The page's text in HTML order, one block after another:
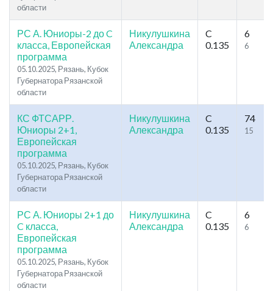
области
РС А. Юниоры-2 до C
класса, Европейская
программа
05.10.2025, Рязань, Кубок
Губернатора Рязанской
области
Никулушкина
Александра
C
0.135
6
6
КС ФТСАРР.
Юниоры 2+1,
Европейская
программа
05.10.2025, Рязань, Кубок
Губернатора Рязанской
области
Никулушкина
Александра
C
0.135
74
15
РС А. Юниоры 2+1 до
C класса,
Европейская
программа
05.10.2025, Рязань, Кубок
Губернатора Рязанской
области
Никулушкина
Александра
C
0.135
6
6